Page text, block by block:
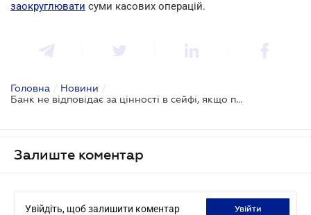
заокруглювати суми касових операцій.
Головна / Новини /
Банк не відповідає за цінності в сейфі, якщо про це прямо не зазначено у договорі
Залиште коментар
Увійдіть, щоб залишити коментар увійти